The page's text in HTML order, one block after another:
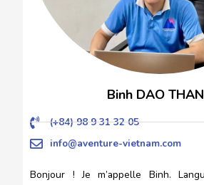
Binh DAO
(+84) 98 9 31 32 05
info@aventure-vietnam.com
Bonjour ! Je m’appelle Binh.